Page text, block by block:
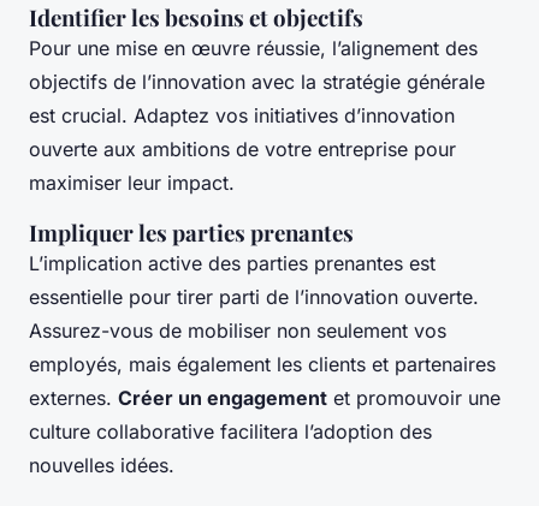
Identifier les besoins et objectifs
Pour une mise en œuvre réussie, l’alignement des
objectifs de l’innovation avec la stratégie générale
est crucial. Adaptez vos initiatives d’innovation
ouverte aux ambitions de votre entreprise pour
maximiser leur impact.
Impliquer les parties prenantes
L’implication active des parties prenantes est
essentielle pour tirer parti de l’innovation ouverte.
Assurez-vous de mobiliser non seulement vos
employés, mais également les clients et partenaires
externes. Créer un engagement et promouvoir une
culture collaborative facilitera l’adoption des
nouvelles idées.